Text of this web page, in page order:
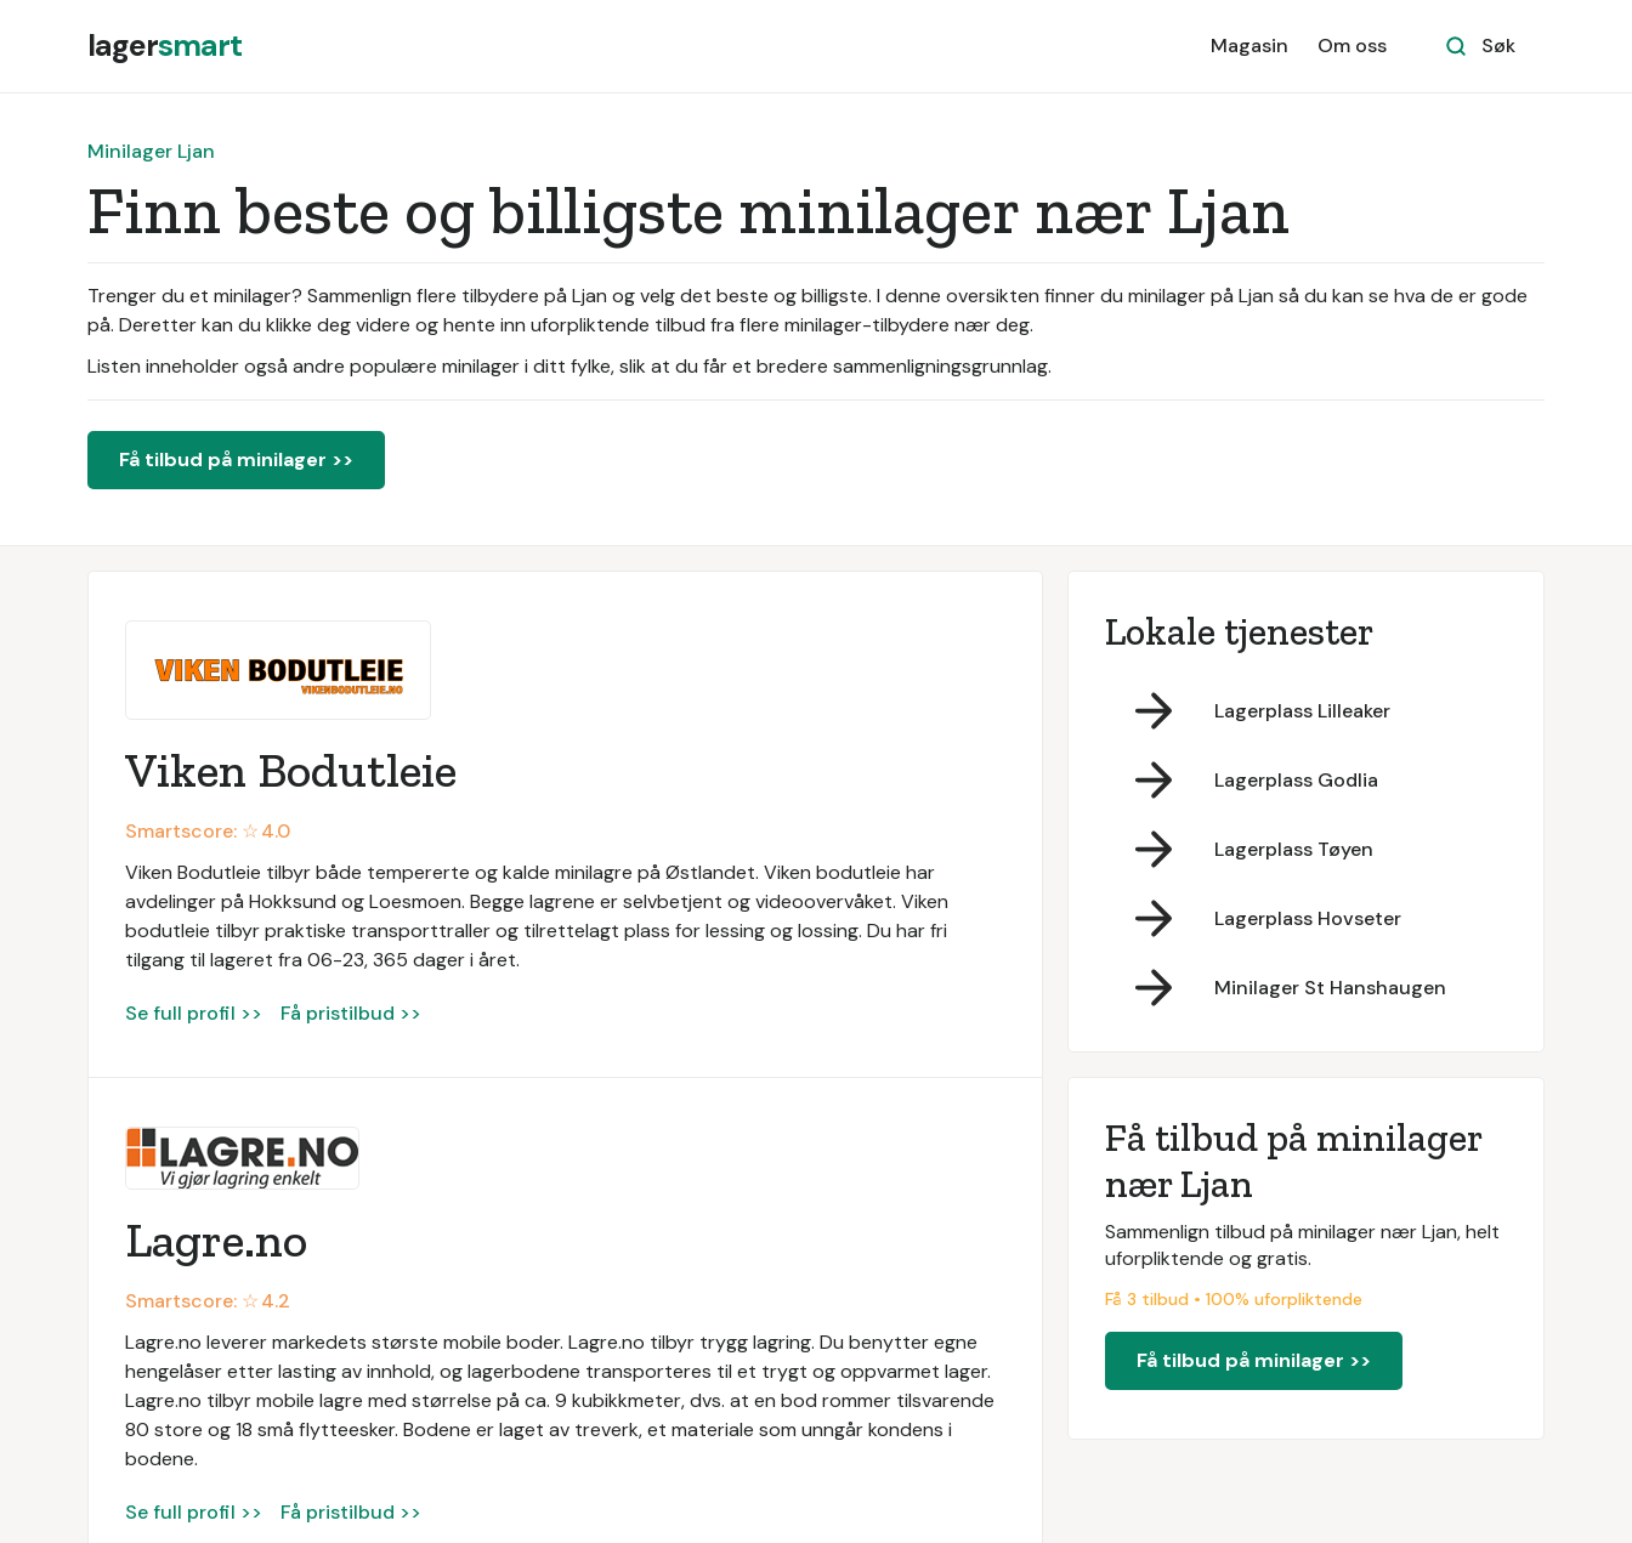
lagersmart Magasin Om oss Søk
Minilager Ljan
Finn beste og billigste minilager nær Ljan
Trenger du et minilager? Sammenlign flere tilbydere på Ljan og velg det beste og billigste. I denne oversikten finner du minilager på Ljan så du kan se hva de er gode
på. Deretter kan du klikke deg videre og hente inn uforpliktende tilbud fra flere minilager-tilbydere nær deg.
Listen inneholder også andre populære minilager i ditt fylke, slik at du får et bredere sammenligningsgrunnlag.
Få tilbud på minilager >>
Viken Bodutleie
Smartscore: ☆4.0
Viken Bodutleie tilbyr både tempererte og kalde minilagre på Østlandet. Viken bodutleie har
avdelinger på Hokksund og Loesmoen. Begge lagrene er selvbetjent og videoovervåket. Viken
bodutleie tilbyr praktiske transporttraller og tilrettelagt plass for lessing og lossing. Du har fri
tilgang til lageret fra 06-23, 365 dager i året.
Se full profil >> Få pristilbud >>
Lagre.no
Smartscore: ☆4.2
Lagre.no leverer markedets største mobile boder. Lagre.no tilbyr trygg lagring. Du benytter egne
hengelåser etter lasting av innhold, og lagerbodene transporteres til et trygt og oppvarmet lager.
Lagre.no tilbyr mobile lagre med størrelse på ca. 9 kubikkmeter, dvs. at en bod rommer tilsvarende
80 store og 18 små flytteesker. Bodene er laget av treverk, et materiale som unngår kondens i
bodene.
Se full profil >> Få pristilbud >>
Lokale tjenester
Lagerplass Lilleaker
Lagerplass Godlia
Lagerplass Tøyen
Lagerplass Hovseter
Minilager St Hanshaugen
Få tilbud på minilager
nær Ljan
Sammenlign tilbud på minilager nær Ljan, helt
uforpliktende og gratis.
Få 3 tilbud • 100% uforpliktende
Få tilbud på minilager >>